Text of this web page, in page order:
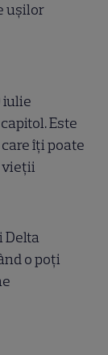
ușilor
iulie
Este
îți poate
vieții
Delta
o poți